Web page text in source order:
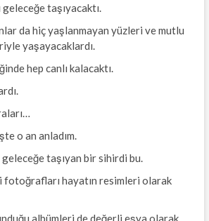
taşıyacaktı.
da hiç yaşlanmayan yüzleri ve mutlu
yaşayacaklardı.
hep canlı kalacaktı.
o an anladım.
geleceğe taşıyan bir sihirdi bu.
fotoğrafları hayatın resimleri olarak
albümleri de değerli eşya olarak